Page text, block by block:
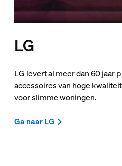
LG
LG levert al meer dan 60 jaar
accessoires van hoge
voor slimme woningen.
Ga naar LG